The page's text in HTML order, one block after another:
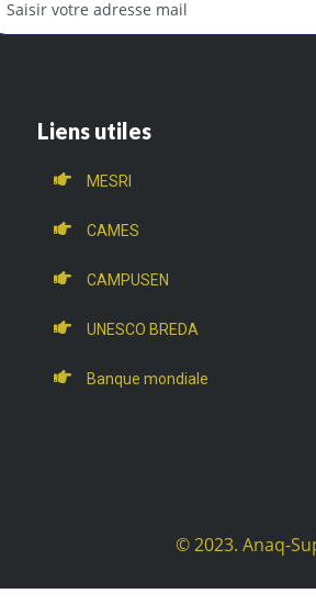
Liens utiles
MESRI
CAMES
CAMPUSEN
UNESCO BREDA
Banque mondiale
© 2023. Anaq-